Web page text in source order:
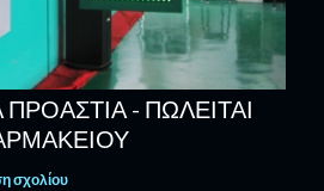
- ΠΩΛΕΊΤΑΙ
σχολίου